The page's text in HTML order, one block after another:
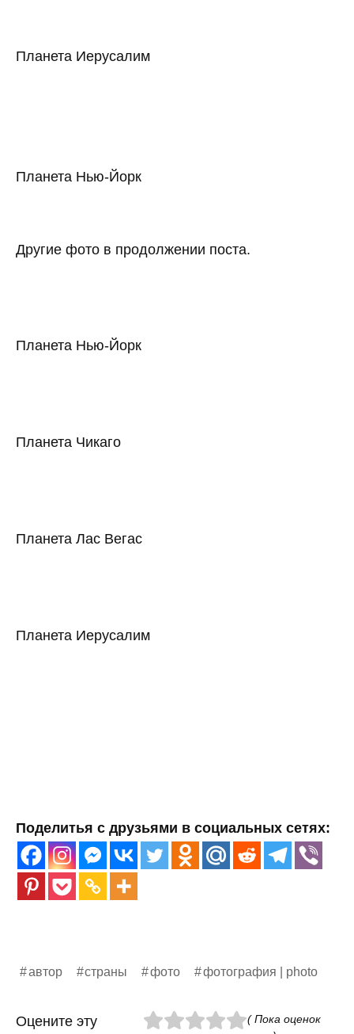
Планета Иерусалим
Планета Нью-Йорк
Другие фото в продолжении поста.
Планета Нью-Йорк
Планета Чикаго
Планета Лас Вегас
Планета Иерусалим
Поделитья с друзьями в социальных сетях:
автор страны фото фотография | photo
Оцените эту
( Пока оценок